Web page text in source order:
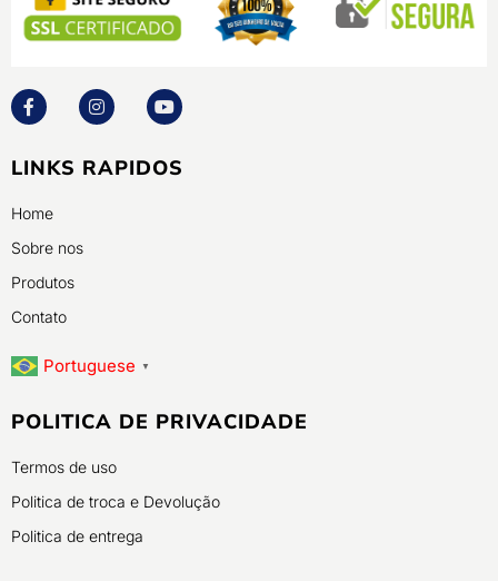
LINKS RAPIDOS
Home
Sobre nos
Produtos
Contato
Portuguese ▼
POLITICA DE PRIVACIDADE
Termos de uso
Politica de troca e Devolução
Politica de entrega